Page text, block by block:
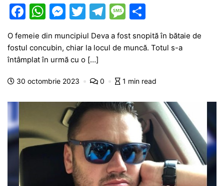
F
a
c
e
b
o
o
k
W
h
at
s
A
p
p
M
e
s
s
e
g
er
T
itt
er
T
el
e
a
m
M
s
a
e
ar
ta
a
z
ă
O femeie din muncipiul Deva a fost snopită în bătaie de
fostul concubin, chiar la locul de muncă. Totul s-a
întâmplat în urmă cu o […]
30 octombrie 2023 0 1 min read